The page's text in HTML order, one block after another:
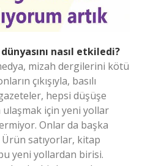
nasıl etkiledi?
mizah dergilerini kötü
çıkışıyla, basılı
hepsi düşüşe
için yeni yollar
Onlar da başka
satıyorlar, kitap
yeni yollardan birisi.